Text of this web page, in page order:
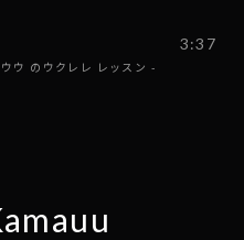
ウ のウクレレ レッスン -
3:37